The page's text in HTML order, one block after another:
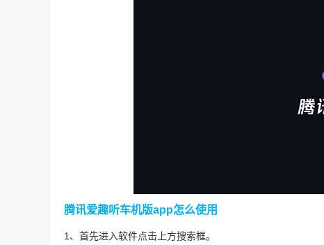
腾讯爱趣听车机版app怎么使用
1、首先进入软件点击上方搜索框。